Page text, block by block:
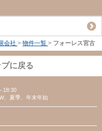
会社 > 物件一覧 > フォーレス宮古
に戻る
18:30
、夏季、年末年始